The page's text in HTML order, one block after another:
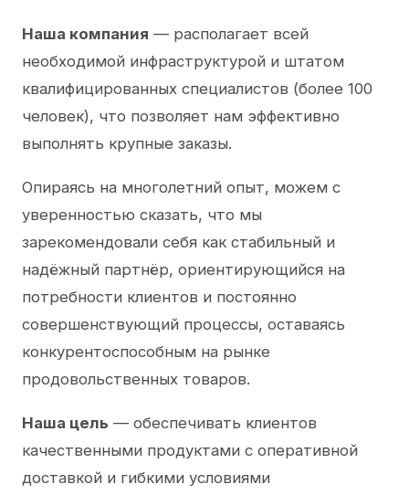
Наша компания — располагает всей
необходимой инфраструктурой и штатом
квалифицированных специалистов (более 100
человек), что позволяет нам эффективно
выполнять крупные заказы.
Опираясь на многолетний опыт, можем с
уверенностью сказать, что мы
зарекомендовали себя как стабильный и
надёжный партнёр, ориентирующийся на
потребности клиентов и постоянно
совершенствующий процессы, оставаясь
конкурентоспособным на рынке
продовольственных товаров.
Наша цель — обеспечивать клиентов
качественными продуктами с оперативной
доставкой и гибкими условиями